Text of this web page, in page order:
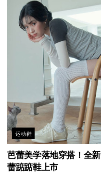
运动鞋
芭蕾美学落地穿搭！全
蕾踮踮鞋上市